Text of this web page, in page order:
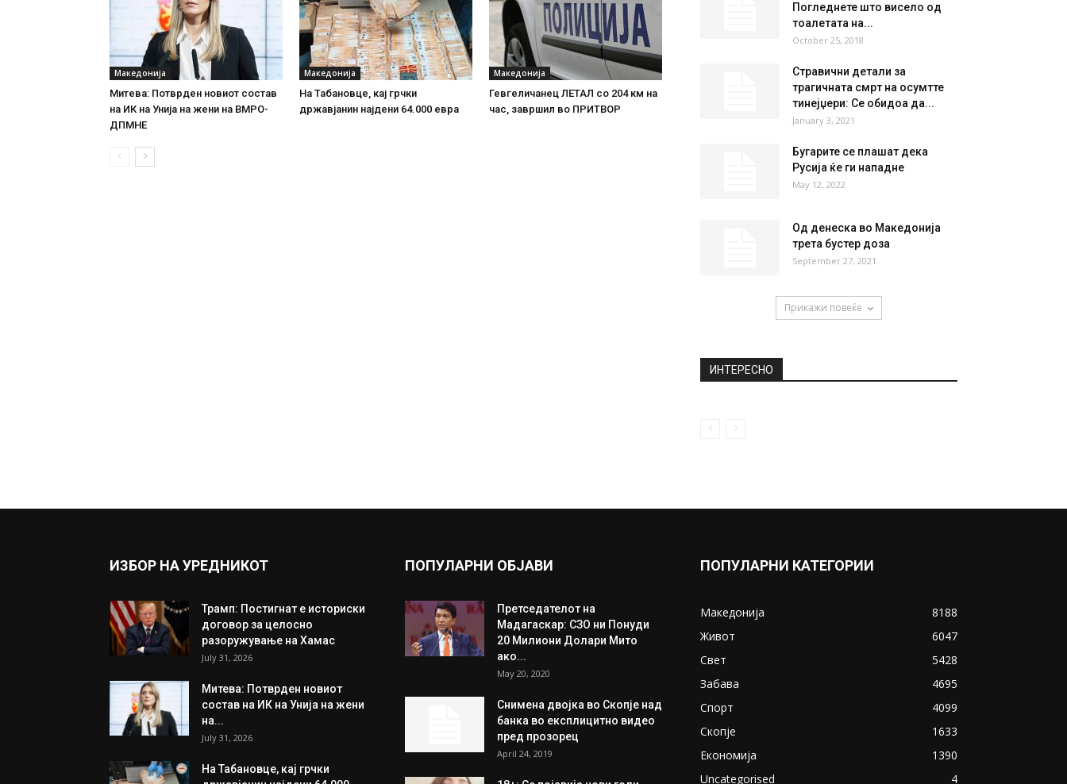
Македонија
Митева: Потврден новиот состав
на ИК на Унија на жени на ВМРО-
ДПМНЕ
Македонија
На Табановце, кај грчки
државјанин најдени 64.000 евра
Македонија
Гевгеличанец ЛЕТАЛ со 204 км на
час, завршил во ПРИТВОР
Погледнете што висело од
тоалетата на...
October 25, 2018
Стравични детали за
трагичната смрт на осумтте
тинејџери: Се обидоа да...
January 3, 2021
Бугарите се плашат дека
Русија ќе ги нападне
May 12, 2022
Од денеска во Македонија
трета бустер доза
September 27, 2021
Прикажи повеќе
ИНТЕРЕСНО
ИЗБОР НА УРЕДНИКОТ
Трамп: Постигнат е историски
договор за целосно
разоружување на Хамас
July 31, 2026
Митева: Потврден новиот
состав на ИК на Унија на жени
на...
July 31, 2026
На Табановце, кај грчки
ПОПУЛАРНИ ОБЈАВИ
Претседателот на
Мадагаскар: СЗО ни Понуди
20 Милиони Долари Мито
ако...
May 20, 2020
Снимена двојка во Скопје над
банка во експлицитно видео
пред прозорец
April 24, 2019
ПОПУЛАРНИ КАТЕГОРИИ
Македонија
8188
Живот
6047
Свет
5428
Забава
4695
Спорт
4099
Скопје
1633
Економија
1390
Uncategorised
4